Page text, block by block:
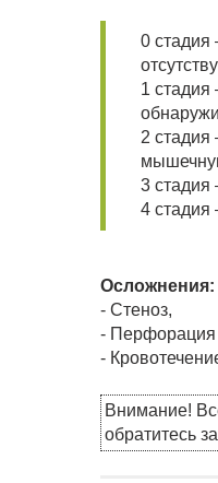
0 стадия
1 стадия
2 стадия
3 стадия
4 стадия
Осложнения:
- Стеноз,
- Перфорация
-
Внимание!
обратитесь